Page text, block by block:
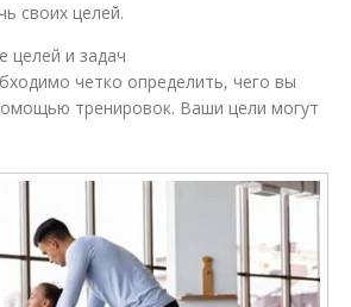
своих целей.
целей и задач
четко определить, чего вы
тренировок. Ваши цели могут